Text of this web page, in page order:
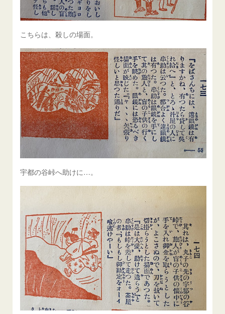
こちらは、殺しの場面。
宇都の谷峠へ助けに…。